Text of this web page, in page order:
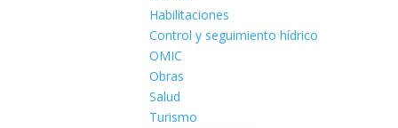
Habilitaciones
Control y seguimiento hídrico
OMIC
Obras
Salud
Turismo